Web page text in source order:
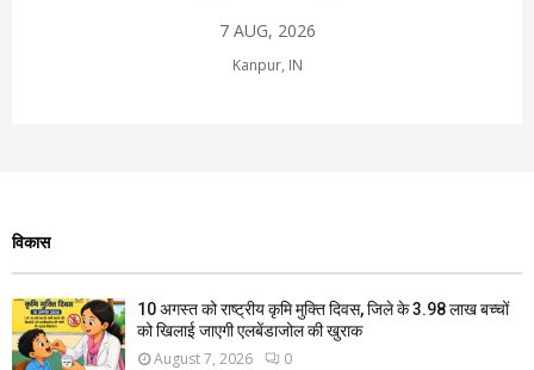
7 AUG, 2026
Kanpur, IN
विकास
10 अगस्त को राष्ट्रीय कृमि मुक्ति दिवस, जिले के 3.98 लाख बच्चों
को खिलाई जाएगी एलबेंडाजोल की खुराक
August 7, 2026 0